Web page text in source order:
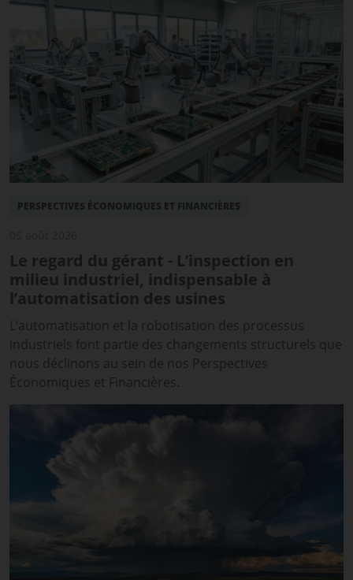
PERSPECTIVES ÉCONOMIQUES ET FINANCIÈRES
Le regard du gérant - L’inspection en
milieu industriel, indispensable à
l’automatisation des usines
L’automatisation et la robotisation des processus
industriels font partie des changements structurels que
nous déclinons au sein de nos Perspectives
Économiques et Financières.